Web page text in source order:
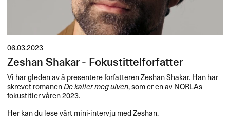
06.03.2023
Zeshan Shakar - Fokustittelforfatter
Vi har gleden av å presentere forfatteren Zeshan Shakar. Han har
skrevet romanenDe kaller meg ulven, som er en av NORLAs
fokustitler våren 2023.
Her kan du lese vårt mini-intervju med Zeshan.